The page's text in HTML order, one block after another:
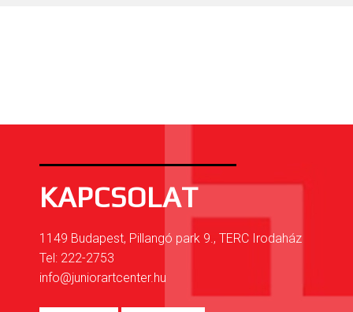
KAPCSOLAT
1149 Budapest, Pillangó park 9., TERC Irodaház
Tel: 222-2753
info@juniorartcenter.hu